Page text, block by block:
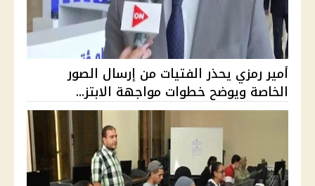
أمير رمزي يحذر الفتيات من إرسال الصور
الخاصة ويوضح خطوات مواجهة الابتز...